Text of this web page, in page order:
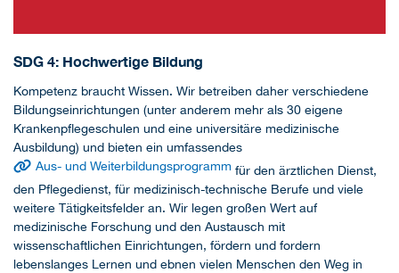
SDG 4: Hochwertige Bildung
Kompetenz braucht Wissen. Wir betreiben daher verschiedene
Bildungseinrichtungen (unter anderem mehr als 30 eigene
Krankenpflegeschulen und eine universitäre medizinische
Ausbildung) und bieten ein umfassendes
Aus- und Weiterbildungsprogramm für den ärztlichen Dienst,
den Pflegedienst, für medizinisch-technische Berufe und viele
weitere Tätigkeitsfelder an. Wir legen großen Wert auf
medizinische Forschung und den Austausch mit
wissenschaftlichen Einrichtungen, fördern und fordern
lebenslanges Lernen und ebnen vielen Menschen den Weg in